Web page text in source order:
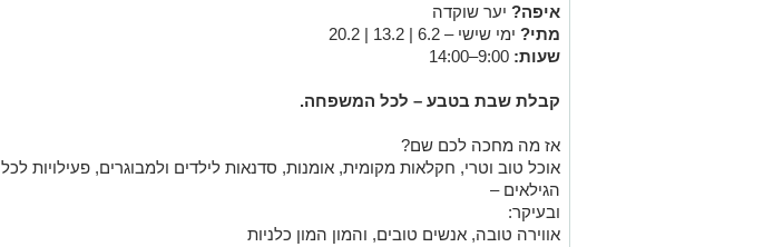
איפה? יער שוקדה
מתי? ימי שישי – 6.2 | 13.2 | 20.2
שעות:
קבלת שבת בטבע – לכל המשפחה.
אז מה מחכה לכם שם?
אוכל טוב וטרי, חקלאות מקומית, אומנות, סדנאות לילדים ולמבוגרים, פעילויות לכל
הגילאים –
ובעיקר:
אווירה טובה, אנשים טובים, והמון המון כלניות